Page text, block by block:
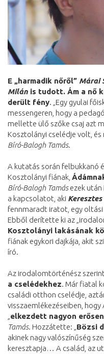
E „harmadik nőről” Márai
Milán is tudott. Ám a nő
derült fény. „Egy gyulai
messengeren, hogy a
mellette ülő szőke csaj azt
Kosztolányi cselédje volt,
Bíró-Balogh Tamás.
A kutatás során felbukkanó
Kosztolányi fiának,
Bíró-Balogh Tamásezek után
a kapcsolatot, aki
fennmaradt iratot, egy
Ebből derítette ki az
Kosztolányi lakásának
fiának egykori dajkája, akit
író.
Az irodalomtörténész
a cselédekhez. Már fiatal
családi otthon cselédje,
visszaemlékezéseiben,
„elkezdett nagyon
Tamás. Hozzátette: „Bözsi
akinek nagy valószínűség
keresztapja… A család, az